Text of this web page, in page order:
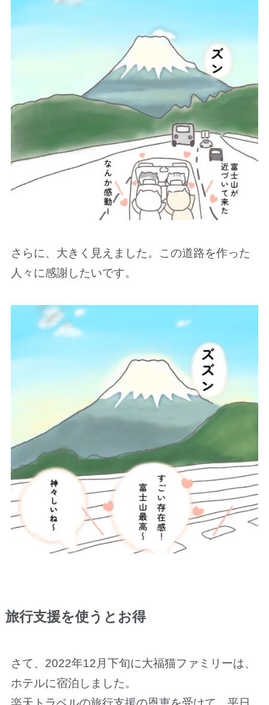
さらに、大きく見えました。この道路を作った
人々に感謝したいです。
旅行支援を使うとお得
さて、2022年12月下旬に大福猫ファミリーは、
ホテルに宿泊しました。